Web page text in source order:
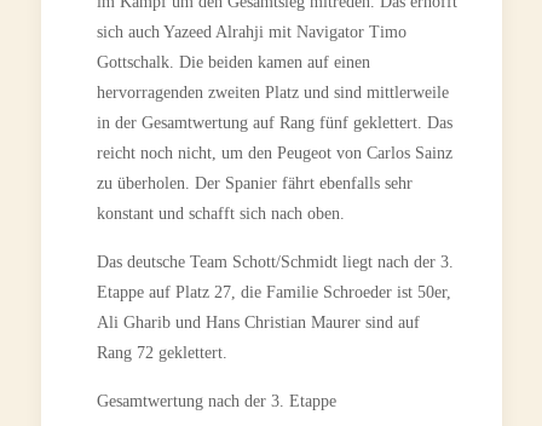
sich auch Yazeed Alrahji mit Navigator Timo
Gottschalk. Die beiden kamen auf einen
hervorragenden zweiten Platz und sind mittlerweile
in der Gesamtwertung auf Rang fünf geklettert. Das
reicht noch nicht, um den Peugeot von Carlos Sainz
zu überholen. Der Spanier fährt ebenfalls sehr
konstant und schafft sich nach oben.
Das deutsche Team Schott/Schmidt liegt nach der 3.
Etappe auf Platz 27, die Familie Schroeder ist 50er,
Ali Gharib und Hans Christian Maurer sind auf
Rang 72 geklettert.
Gesamtwertung nach der 3. Etappe